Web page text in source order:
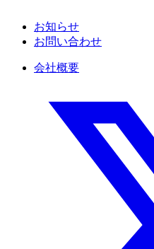
お知らせ
お問い合わせ
会社概要